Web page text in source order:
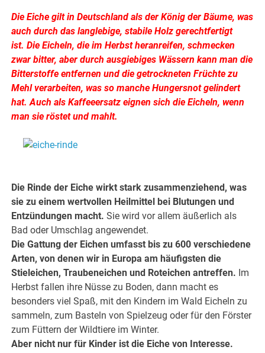
Die Eiche gilt in Deutschland als der König der Bäume, was
auch durch das langlebige, stabile Holz gerechtfertigt
ist. Die Eicheln, die im Herbst heranreifen, schmecken
zwar bitter, aber durch ausgiebiges Wässern kann man die
Bitterstoffe entfernen und die getrockneten Früchte zu
Mehl verarbeiten, was so manche Hungersnot gelindert
hat. Auch als Kaffeeersatz eignen sich die Eicheln, wenn
man sie röstet und mahlt.
Die Rinde der Eiche wirkt stark zusammenziehend, was
sie zu einem wertvollen Heilmittel bei Blutungen und
Entzündungen macht. Sie wird vor allem äußerlich als
Bad oder Umschlag angewendet.
Die Gattung der Eichen umfasst bis zu 600 verschiedene
Arten, von denen wir in Europa am häufigsten die
Stieleichen, Traubeneichen und Roteichen antreffen. Im
Herbst fallen ihre Nüsse zu Boden, dann macht es
besonders viel Spaß, mit den Kindern im Wald Eicheln zu
sammeln, zum Basteln von Spielzeug oder für den Förster
zum Füttern der Wildtiere im Winter.
Aber nicht nur für Kinder ist die Eiche von Interesse.